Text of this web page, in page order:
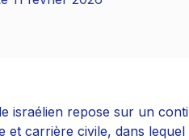
israélien repose sur un
et carrière civile, dans